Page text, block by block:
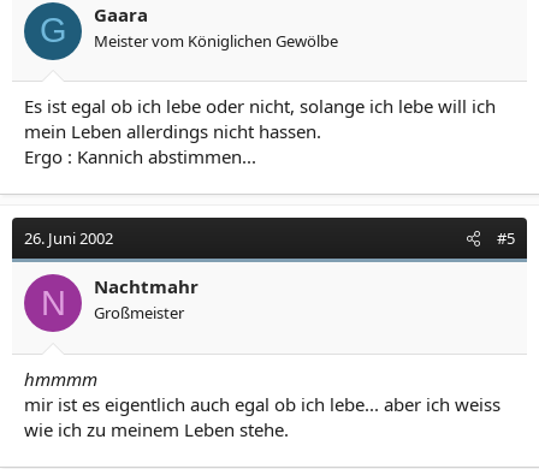
G Gaara
Meister vom Königlichen Gewölbe
Es ist egal ob ich lebe oder nicht, solange ich lebe will ich
mein Leben allerdings nicht hassen.
Ergo : Kannich abstimmen...
26. Juni 2002 #5
N Nachtmahr
Großmeister
hmmmm
mir ist es eigentlich auch egal ob ich lebe... aber ich weiss
wie ich zu meinem Leben stehe.